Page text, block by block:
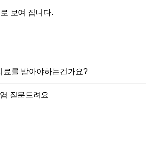
보여 집니다.
료를 받아야하는건가요?
질문드려요